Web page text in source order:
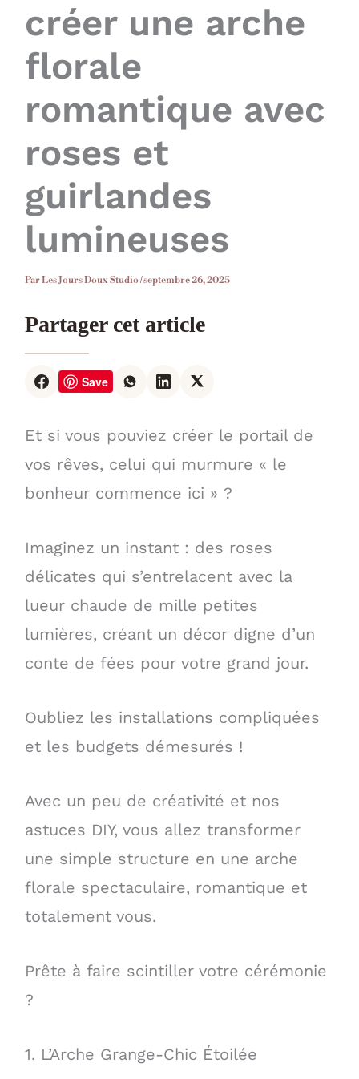
créer une arche
florale
romantique avec
roses et
guirlandes
lumineuses
ParLes Jours Doux Studio/septembre 26, 2025
Partager cet article
Save
Et si vous pouviez créer le portail de
vos rêves, celui qui murmure « le
bonheur commence ici » ?
Imaginez un instant : des roses
délicates qui s’entrelacent avec la
lueur chaude de mille petites
lumières, créant un décor digne d’un
conte de fées pour votre grand jour.
Oubliez les installations compliquées
et les budgets démesurés !
Avec un peu de créativité et nos
astuces DIY, vous allez transformer
une simple structure en une arche
florale spectaculaire, romantique et
totalement vous.
Prête à faire scintiller votre cérémonie
?
1. L’Arche Grange-Chic Étoilée